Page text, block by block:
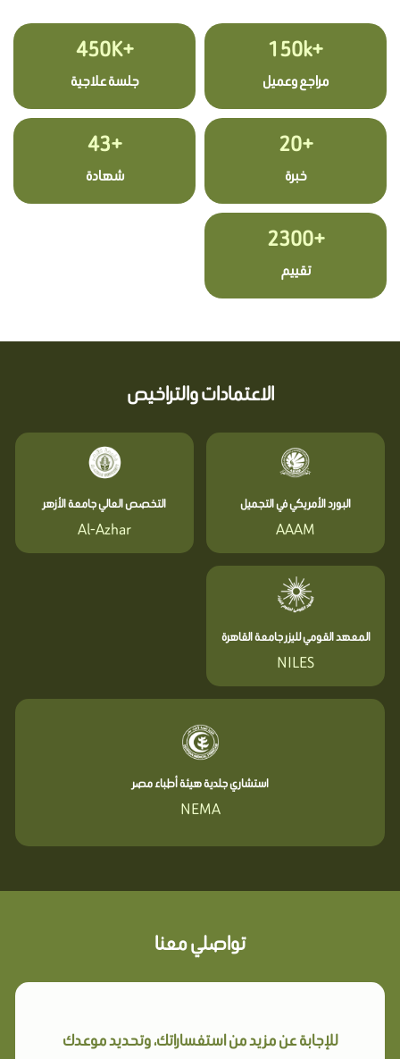
+150k
مراجع وعميل
+450K
جلسة علاجية
+20
خبرة
+43
شهادة
+2300
تقييم
الاعتمادات والتراخيص
البورد الأمريكي في التجميل
AAAM
التخصص العالي جامعة الأزهر
Al-Azhar
المعهد القومي لليزر جامعة القاهرة
NILES
استشاري جلدية هيئة أطباء مصر
NEMA
تواصلي معنا
للإجابة عن مزيد من استفساراتك، وتحديد موعدك